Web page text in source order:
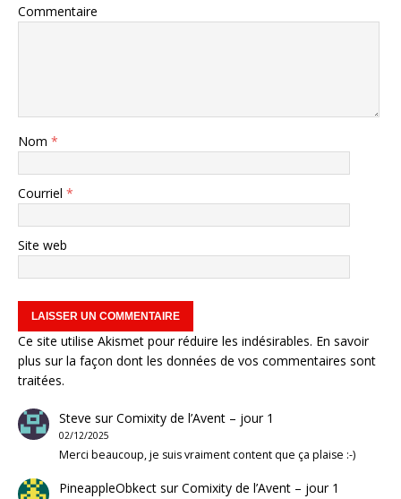
Commentaire
Nom *
Courriel *
Site web
Ce site utilise Akismet pour réduire les indésirables. En savoir
plus sur la façon dont les données de vos commentaires sont
traitées.
Steve surComixity de l’Avent – jour 1
02/12/2025
Merci beaucoup, je suis vraiment content que ça plaise :-)
PineappleObkectsurComixity de l’Avent – jour 1